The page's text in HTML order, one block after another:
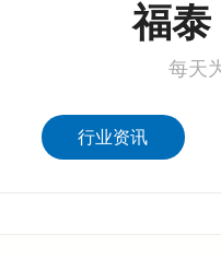
福泰
每天
行业资讯